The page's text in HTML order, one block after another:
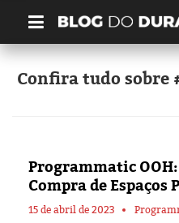
Quem é
Confira tudo sobre
Programmatic
Compra de
15 de abril de 2023